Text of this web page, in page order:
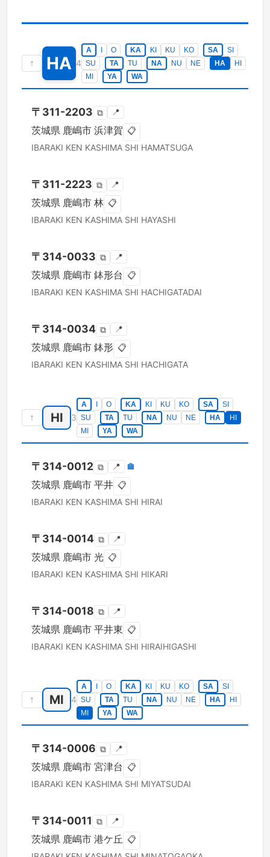
↑ HA 4
A O KA KI KU KO SA
SI
SU
TA TU NA NU NE HA
HI
MI
YA WA
〒 311-2203 ⧉ 📍
茨城県 鹿嶋市 浜津賀 📋
IBARAKI KEN KASHIMA SHI HAMATSUGA
〒 311-2223 ⧉ 📍
茨城県 鹿嶋市 林 📋
IBARAKI KEN KASHIMA SHI HAYASHI
〒 314-0033 ⧉ 📍
茨城県 鹿嶋市 鉢形台 📋
IBARAKI KEN KASHIMA SHI HACHIGATADAI
〒 314-0034 ⧉ 📍
茨城県 鹿嶋市 鉢形 📋
IBARAKI KEN KASHIMA SHI HACHIGATA
↑ HI 3
A O KA KI KU KO SA
SI
SU
TA TU NA NU NE HA
HI
MI
YA WA
〒 314-0012 ⧉ 📍 🏣
茨城県 鹿嶋市 平井 📋
IBARAKI KEN KASHIMA SHI HIRAI
〒 314-0014 ⧉ 📍
茨城県 鹿嶋市 光 📋
IBARAKI KEN KASHIMA SHI HIKARI
〒 314-0018 ⧉ 📍
茨城県 鹿嶋市 平井東 📋
IBARAKI KEN KASHIMA SHI HIRAIHIGASHI
↑ MI 4
A O KA KI KU KO SA
SI
SU
TA TU NA NU NE HA
HI
MI
YA WA
〒 314-0006 ⧉ 📍
茨城県 鹿嶋市 宮津台 📋
IBARAKI KEN KASHIMA SHI MIYATSUDAI
〒 314-0011 ⧉ 📍
茨城県 鹿嶋市 港ケ丘 📋